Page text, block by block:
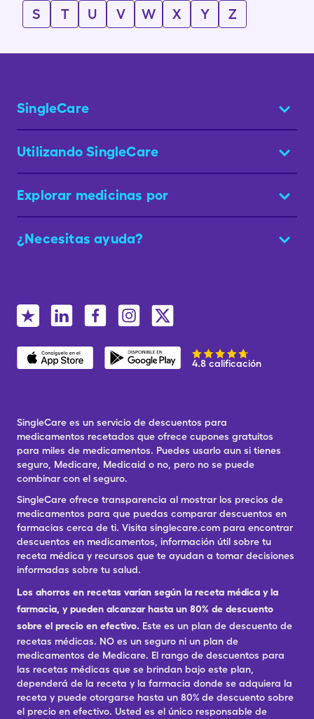
S
T U V W X Y Z
SingleCare
Utilizando SingleCare
Explorar medicinas por
¿Necesitas ayuda?
4.8 calificación
SingleCare es un servicio de descuentos para
medicamentos recetados que ofrece cupones gratuitos
para miles de medicamentos. Puedes usarlo aun si tienes
seguro, Medicare, Medicaid o no, pero no se puede
combinar con el seguro.
SingleCare ofrece transparencia al mostrar los precios de
medicamentos para que puedas comparar descuentos en
farmacias cerca de ti. Visita singlecare.com para encontrar
descuentos en medicamentos, información útil sobre tu
receta médica y recursos que te ayudan a tomar decisiones
informadas sobre tu salud.
Los ahorros en recetas varían según la receta médica y la
farmacia, y pueden alcanzar hasta un 80% de descuento
sobre el precio en efectivo. Este es un plan de descuento de
recetas médicas. NO es un seguro ni un plan de
medicamentos de Medicare. El rango de descuentos para
las recetas médicas que se brindan bajo este plan,
dependerá de la receta y la farmacia donde se adquiera la
receta y puede otorgarse hasta un 80% de descuento sobre
el precio en efectivo. Usted es el único responsable de